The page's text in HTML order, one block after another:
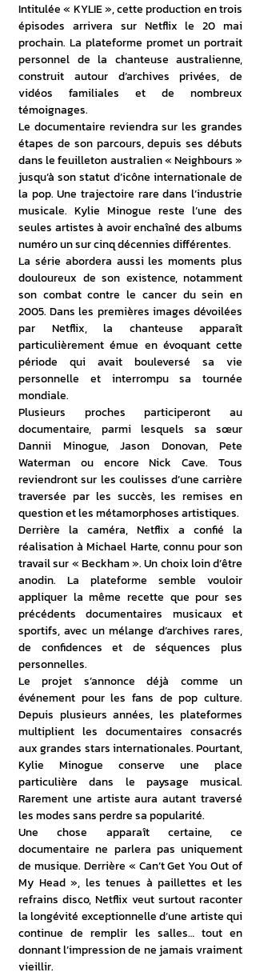
Intitulée « KYLIE », cette production en trois
épisodes arrivera sur Netflix le 20 mai
prochain. La plateforme promet un portrait
personnel de la chanteuse australienne,
construit autour d’archives privées, de
vidéos familiales et de nombreux
témoignages.
Le documentaire reviendra sur les grandes
étapes de son parcours, depuis ses débuts
dans le feuilleton australien « Neighbours »
jusqu’à son statut d’icône internationale de
la pop. Une trajectoire rare dans l’industrie
musicale. Kylie Minogue reste l’une des
seules artistes à avoir enchaîné des albums
numéro un sur cinq décennies différentes.
La série abordera aussi les moments plus
douloureux de son existence, notamment
son combat contre le cancer du sein en
2005. Dans les premières images dévoilées
par Netflix, la chanteuse apparaît
particulièrement émue en évoquant cette
période qui avait bouleversé sa vie
personnelle et interrompu sa tournée
mondiale.
Plusieurs proches participeront au
documentaire, parmi lesquels sa sœur
Dannii Minogue, Jason Donovan, Pete
Waterman ou encore Nick Cave. Tous
reviendront sur les coulisses d’une carrière
traversée par les succès, les remises en
question et les métamorphoses artistiques.
Derrière la caméra, Netflix a confié la
réalisation à Michael Harte, connu pour son
travail sur « Beckham ». Un choix loin d’être
anodin. La plateforme semble vouloir
appliquer la même recette que pour ses
précédents documentaires musicaux et
sportifs, avec un mélange d’archives rares,
de confidences et de séquences plus
personnelles.
Le projet s’annonce déjà comme un
événement pour les fans de pop culture.
Depuis plusieurs années, les plateformes
multiplient les documentaires consacrés
aux grandes stars internationales. Pourtant,
Kylie Minogue conserve une place
particulière dans le paysage musical.
Rarement une artiste aura autant traversé
les modes sans perdre sa popularité.
Une chose apparaît certaine, ce
documentaire ne parlera pas uniquement
de musique. Derrière « Can’t Get You Out of
My Head », les tenues à paillettes et les
refrains disco, Netflix veut surtout raconter
la longévité exceptionnelle d’une artiste qui
continue de remplir les salles… tout en
donnant l’impression de ne jamais vraiment
vieillir.